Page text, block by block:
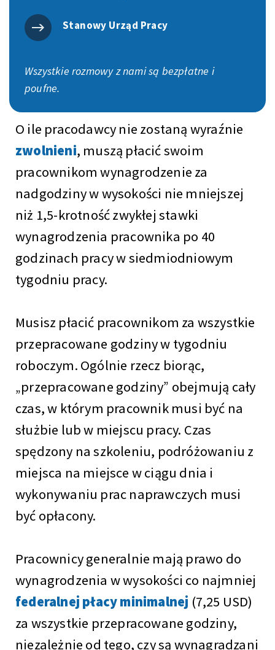
O ile pracodawcy nie zostaną wyraźnie
zwolnieni, muszą płacić swoim
pracownikom wynagrodzenie za
nadgodziny w wysokości nie mniejszej
niż 1,5-krotność zwykłej stawki
wynagrodzenia pracownika po 40
godzinach pracy w siedmiodniowym
tygodniu pracy.
Musisz płacić pracownikom za wszystkie
przepracowane godzinyw tygodniu
roboczym. Ogólnie rzecz biorąc,
„przepracowane godziny” obejmują cały
czas, w którym pracownik musi być na
służbie lub w miejscu pracy. Czas
spędzony na szkoleniu, podróżowaniu z
miejsca na miejsce w ciągu dnia i
wykonywaniu prac naprawczych musi
być opłacony.
Pracownicy generalnie mają prawo do
wynagrodzenia w wysokości co najmniej
federalnej płacy minimalnej (7,25 USD)
za wszystkie przepracowane godziny,
niezależnie od tego, czy są wynagradzani
Stanowy Urząd Pracy
Wszystkie rozmowy z nami są bezpłatne i
poufne.